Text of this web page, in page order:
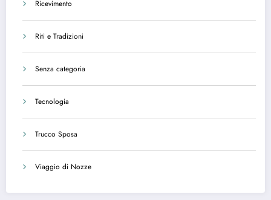
Ricevimento
Riti e Tradizioni
Senza categoria
Tecnologia
Trucco Sposa
Viaggio di Nozze